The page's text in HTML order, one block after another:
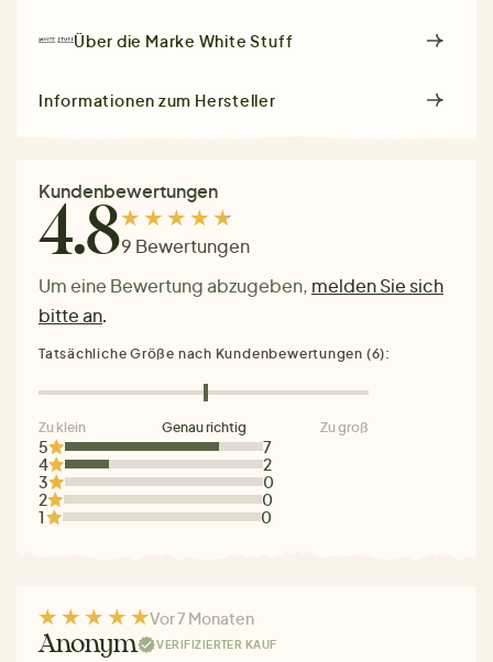
Über die Marke White Stuff
Informationen zum Hersteller
Kundenbewertungen
4.89 Bewertungen
Um eine Bewertung abzugeben, melden Sie sich
bitte an.
5
7
4
2
3
0
2
0
1
0
Tatsächliche Größe nach Kundenbewertungen (6):
Zu klein Genau richtig Zu groß
Vor 7 Monaten
Anonym VERIFIZIERTER KAUF